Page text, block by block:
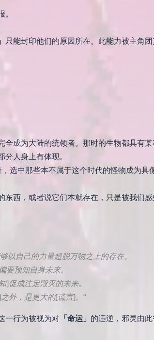
只能封印他们的原因所在。此能力被主角
全成为大陆的统领者。那时的生物都具有
人身上有体现。
选中那些本不属于这个时代的怪物成为具
西，或者说它们本就存在，只是被我们
以自己的力量超脱万物之上的存在。
要预知自身未来。
]促成注定毁灭的未来。
外，是更大的[谎言]。”
一行为被视为对 「命运」 的违逆，邪灵由